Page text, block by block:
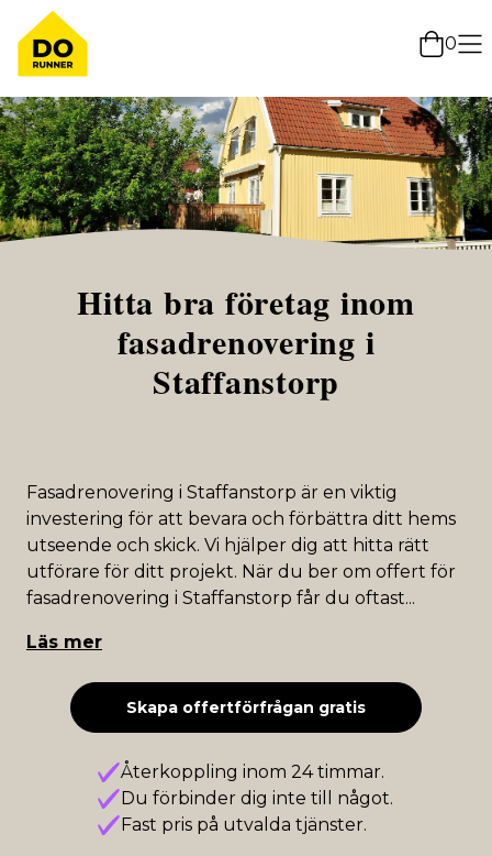
0
Hitta bra företag inom
fasadrenovering i
Staffanstorp
Fasadrenovering i Staffanstorp är en viktig
investering för att bevara och förbättra ditt hems
utseende och skick. Vi hjälper dig att hitta rätt
utförare för ditt projekt. När du ber om offert för
fasadrenovering i Staffanstorp får du oftast...
Läs mer
Skapa offertförfrågan gratis
Återkoppling inom 24 timmar.
Du förbinder dig inte till något.
Fast pris på utvalda tjänster.